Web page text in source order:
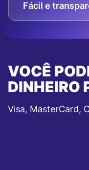
Fácil e
VOCÊ
DINHEIRO
Visa, MasterCard,